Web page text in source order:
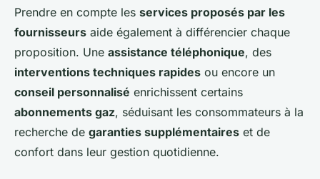
Prendre en compte les services proposés par les
fournisseurs aide également à différencier chaque
proposition. Une assistance téléphonique, des
interventions techniques rapides ou encore un
conseil personnalisé enrichissent certains
abonnements gaz, séduisant les consommateurs à la
recherche de garanties supplémentaires et de
confort dans leur gestion quotidienne.